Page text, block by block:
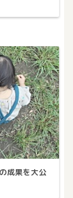
成果を大公